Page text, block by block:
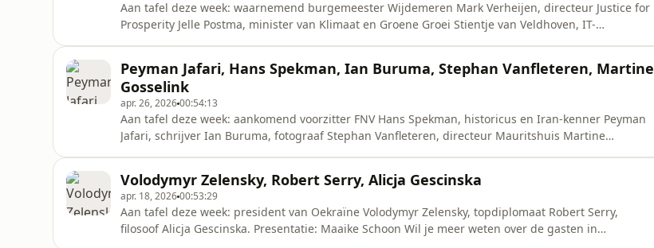
Aan tafel deze week: waarnemend burgemeester Wijdemeren Mark Verheijen, directeur Justice for
Prosperity Jelle Postma, minister van Klimaat en Groene Groei Stientje van Veldhoven, IT-
je deze aflevering ook
Peyman Jafari, Hans Spekman, Ian Buruma, Stephan Vanfleteren, Martine
Gosselink
apr. 26, 202600:54:13
Aan tafel deze week: aankomend voorzitter FNV Hans Spekman, historicus en Iran-kenner Peyman
Jafari, schrijver Ian Buruma, fotograaf Stephan Vanfleteren, directeur Mauritshuis Martine
veel meer gesprekk
Volodymyr Zelensky, Robert Serry, Alicja Gescinska
apr. 18, 202600:53:29
Aan tafel deze week: president van Oekraïne Volodymyr Zelensky, topdiplomaat Robert Serry,
filosoof Alicja Gescinska. Presentatie: Maaike Schoon Wil je meer weten over de gasten in